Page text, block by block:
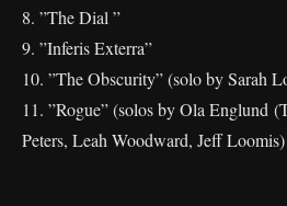
8. ”The Dial ”
9. ”Inferis Exterra”
10. ”The Obscurity” (solo by Sarah
11. ”Rogue” (solos by Ola Englund
Peters, Leah Woodward, Jeff Loomis)